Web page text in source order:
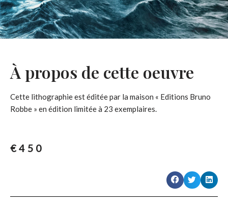
À propos de cette oeuvre
Cette lithographie est éditée par la maison « Editions Bruno
Robbe » en édition limitée à 23 exemplaires.
€450